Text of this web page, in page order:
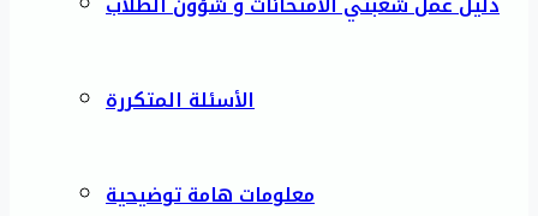
الأسئلة المتكررة
معلومات هامة توضيحية